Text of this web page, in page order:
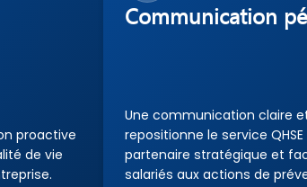
proactive
de vie
Communication
Une communication claire
repositionne le service
partenaire stratégique et
salariés aux actions de